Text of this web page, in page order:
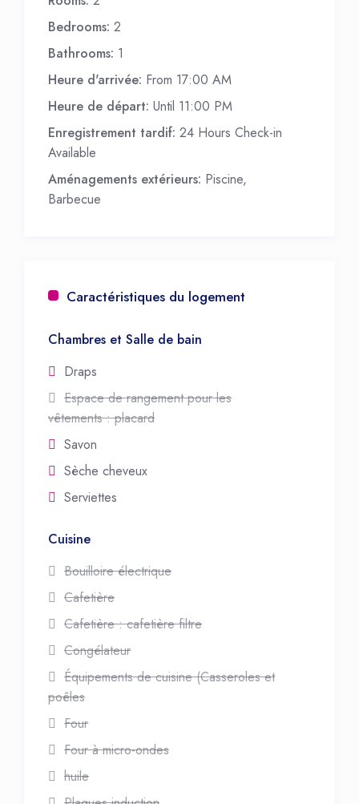
Bedrooms: 2
Bathrooms: 1
Heure d'arrivée: From 17:00 AM
Heure de départ: Until 11:00 PM
Enregistrement tardif: 24 Hours Check-in
Available
Aménagements extérieurs: Piscine,
Barbecue
Caractéristiques du logement
Chambres et Salle de bain
Draps
Espace de rangement pour les
vêtements : placard
Savon
Sèche cheveux
Serviettes
Cuisine
Bouilloire électrique
Cafetière
Cafetière : cafetière filtre
Congélateur
Équipements de cuisine (Casseroles et
poêles
Four
Four à micro-ondes
huile